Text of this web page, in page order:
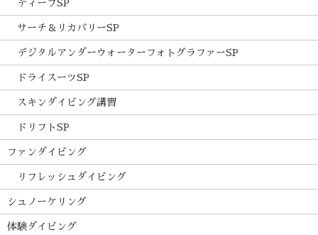
ディープSP
サーチ＆リカバリーSP
デジタルアンダーウォーターフォトグラファーSP
ドライスーツSP
スキンダイビング講習
ドリフトSP
ファンダイビング
リフレッシュダイビング
シュノーケリング
体験ダイビング